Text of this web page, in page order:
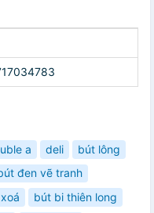
a deli
bút lông
đen vẽ tranh
bút bi thiên long